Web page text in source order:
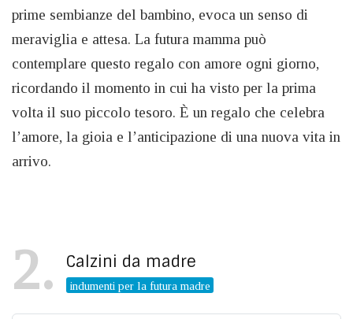
prime sembianze del bambino, evoca un senso di
meraviglia e attesa. La futura mamma può
contemplare questo regalo con amore ogni giorno,
ricordando il momento in cui ha visto per la prima
volta il suo piccolo tesoro. È un regalo che celebra
l’amore, la gioia e l’anticipazione di una nuova vita in
arrivo.
2 Calzini da madre
indumenti per la futura madre